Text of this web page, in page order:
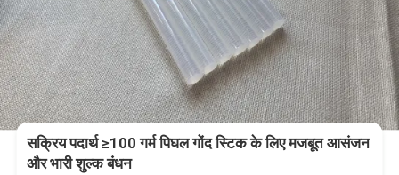
सक्रिय पदार्थ ≥100 गर्म पिघल गोंद स्टिक के लिए मजबूत आसंजन
और भारी शुल्क बंधन